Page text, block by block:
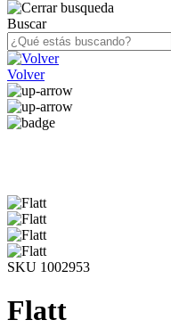
Buscar
Volver
SKU 1002953
Flatt